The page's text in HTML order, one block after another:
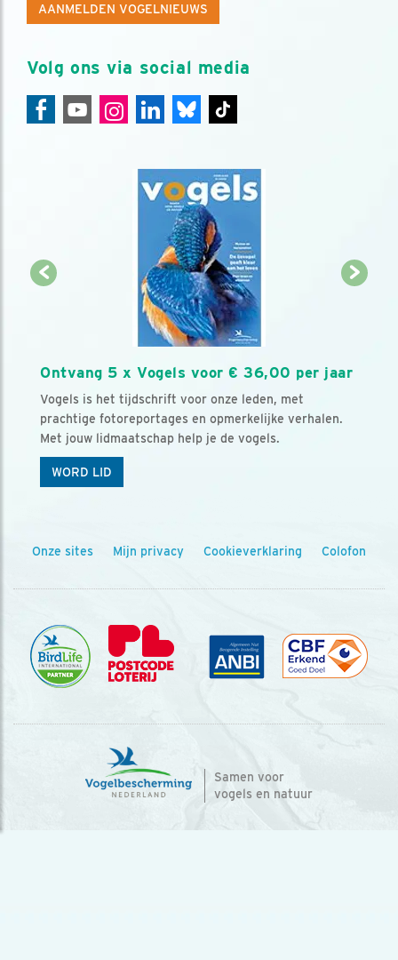
AANMELDEN VOGELNIEUWS
Volg ons via social media
Ontvang 5 x Vogels voor € 36,00 per jaar
Vogels is het tijdschrift voor onze leden, met
prachtige fotoreportages en opmerkelijke verhalen.
Met jouw lidmaatschap help je de vogels.
WORD LID
Onze sites Mijn privacy Cookieverklaring Colofon
Samen voor
vogels en natuur